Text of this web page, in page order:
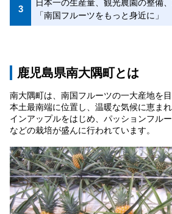
日本一の生産量、観光農園の整備
「南国フルーツをもっと身近に」
鹿児島県南大隅町とは
南大隅町は、南国フルーツの一大産地を目
本土最南端に位置し、温暖な気候に恵ま
インアップルをはじめ、パッションフル
などの栽培が盛んに行われています。